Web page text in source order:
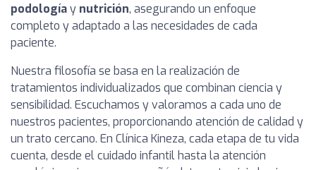
podologíay nutrición, asegurando un enfoque
completo y adaptado a las necesidades de cada
paciente.
Nuestra filosofía se basa en la realización de
tratamientos individualizados que combinan ciencia y
sensibilidad. Escuchamos y valoramos a cada uno de
nuestros pacientes, proporcionando atención de calidad y
un trato cercano. En Clínica Kineza, cada etapa de tu vida
cuenta, desde el cuidado infantil hasta la atención